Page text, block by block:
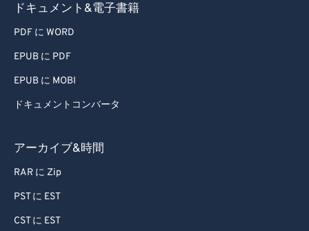
ドキュメント&電子書籍
PDF に WORD
EPUB に PDF
EPUB に MOBI
ドキュメントコンバータ
アーカイブ&時間
RAR に Zip
PST に EST
CST に EST